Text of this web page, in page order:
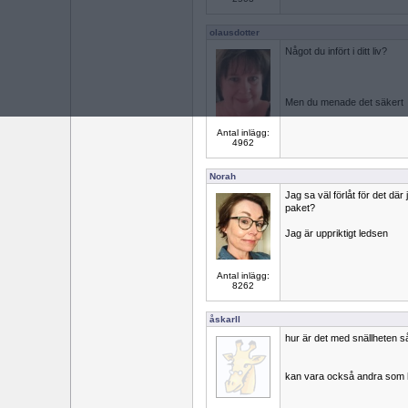
olausdotter
Antal inlägg:
4962
Något du infört i ditt liv?
Men du menade det säkert
Norah
Antal inlägg:
8262
Jag sa väl förlåt för det där
paket?
Jag är uppriktigt ledsen
åskarll
hur är det med snällheten
kan vara också andra som